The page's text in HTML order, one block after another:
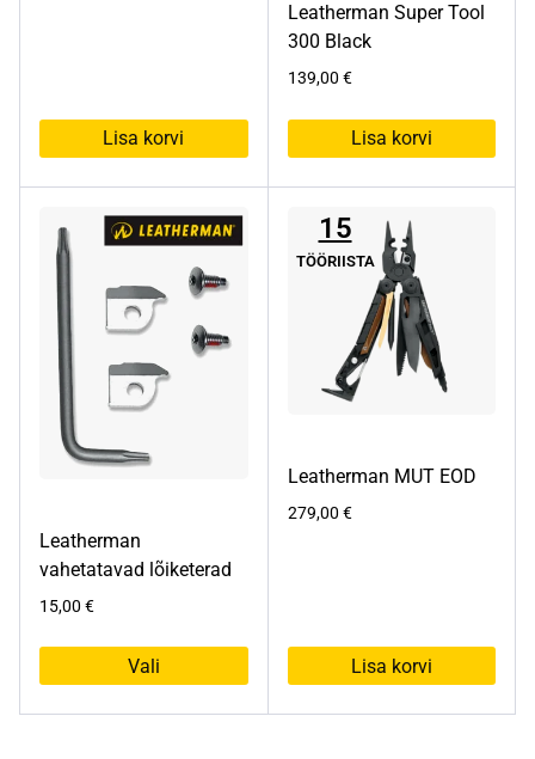
Lisa korvi
Leatherman Super Tool
300 Black
139,00 €
Lisa korvi
Leatherman
vahetatavad lõiketerad
15,00 €
Vali
15
TÖÖRIISTA
Leatherman MUT EOD
279,00 €
Lisa korvi